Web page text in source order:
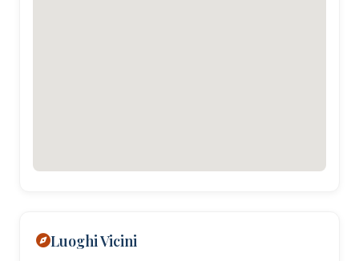
Luoghi Vicini